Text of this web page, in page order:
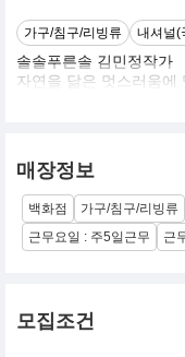
가구/침구/리빙류 내셔널(
솔솔푸른솔 김민정작가
자연을 닮은 멋스러움에
순백의 백자에 미인점
고, 한지처럼 부드러운
전통적인 형태 뿐만 아
요리를 담아내도 품격을
는 브랜드 입니다.
매장정보
백화점 가구/침구/리빙류
근무요일 : 주5일근무
근
모집조건